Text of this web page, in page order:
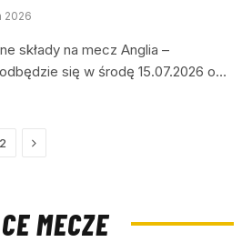
2026
składy na mecz Anglia –
się w środę 15.07.2026 o…
Next
MECZE